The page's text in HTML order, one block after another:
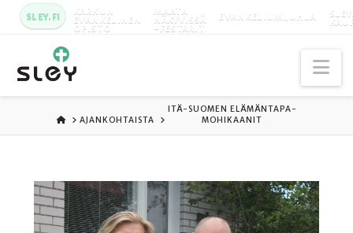
SLEY.FI KARKUN
EVANKELINEN
OPISTO
MAATA
NÄKYVISSÄ
-FESTARIT
EVANKELIUMIJUHLA
ETUSIVU
AJANKOHTAISTA
ITÄ-SUOMEN ELÄMÄNTAPA-
MOHIKAANIT